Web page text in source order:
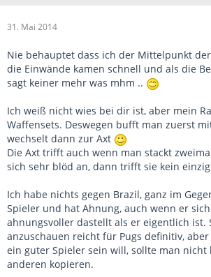
31. Mai 2014
Nie behauptet dass ich der Mittelpunkt
die Einwände kamen schnell und als die
sagt keiner mehr was mhm ..
Ich weiß nicht wies bei dir ist, aber mein
Waffensets. Deswegen bufft man zuerst
wechselt dann zur Axt
Die Axt trifft auch wenn man stackt
sich sehr blöd an, dann trifft sie kein
Ich habe nichts gegen Brazil, ganz im
Spieler und hat Ahnung, auch wenn er
ahnungsvoller dastellt als er eigentlich ist.
anzuschauen reicht für Pugs definitiv,
ein guter Spieler sein will, sollte man nicht
anderen kopieren.